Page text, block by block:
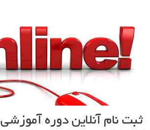
ثبت نام آنلاین دوره آموزشی